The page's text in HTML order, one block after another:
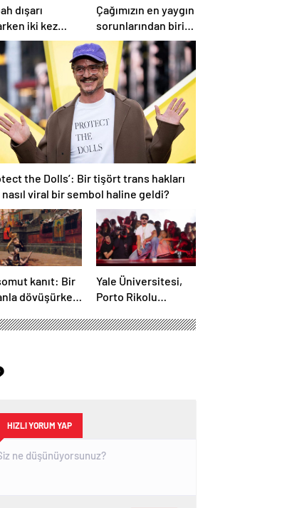
dışarı
iki kez
astıma
Çağımızın en yaygın
sorunlarından biri!
‘Aşırı düşünmeyle
başa çıkmak
mümkün’
the Dolls’: Bir tişört trans hakları
viral bir sembol haline geldi?
kanıt: Bir
dövüşürken
bulundu
Yale Üniversitesi,
Porto Rikolu
Bunny üzerine ders
HIZLI YORUM YAP